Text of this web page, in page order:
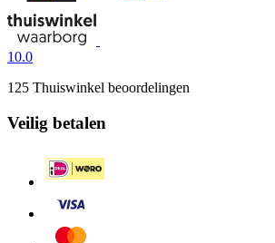
10.0
125 Thuiswinkel beoordelingen
Veilig betalen